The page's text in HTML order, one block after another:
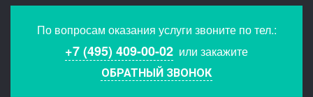
По вопросам оказания услуги звоните по тел.:
+7 (495) 409-00-02 или закажите
ОБРАТНЫЙ ЗВОНОК